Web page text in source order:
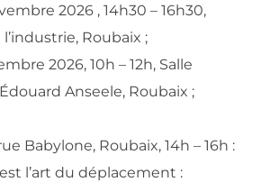
2026 , 14h30 – 16h30,
l’industrie, Roubaix ;
2026, 10h – 12h, Salle
Anseele, Roubaix ;
Babylone, Roubaix, 14h – 16h :
l’art du déplacement :